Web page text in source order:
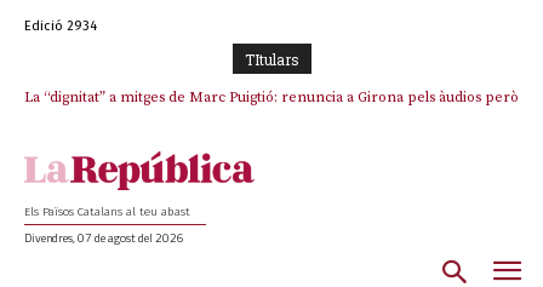
Edició 2934
TItulars
La “dignitat” a mitges de Marc Puigtió: renuncia a Girona pels àudios però
Els Països Catalans al teu abast
Divendres, 07 de agost del 2026